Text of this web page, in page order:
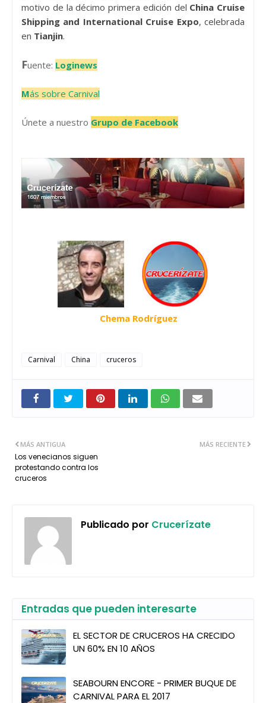
motivo de la décimo primera edición del China Cruise
Shipping and International Cruise Expo, celebrada
en Tianjin.
Fuente: Loginews
Más sobre Carnival
Únete a nuestro Grupo de Facebook
Chema Rodríguez
Carnival China cruceros
MÁS RECIENTE
MÁS ANTIGUA
Los venecianos siguen
protestando contra los
cruceros
Publicado por Crucerízate
Entradas que pueden interesarte
EL SECTOR DE CRUCEROS HA CRECIDO
UN 60% EN 10 AÑOS
SEABOURN ENCORE - PRIMER BUQUE DE
CARNIVAL PARA EL 2017